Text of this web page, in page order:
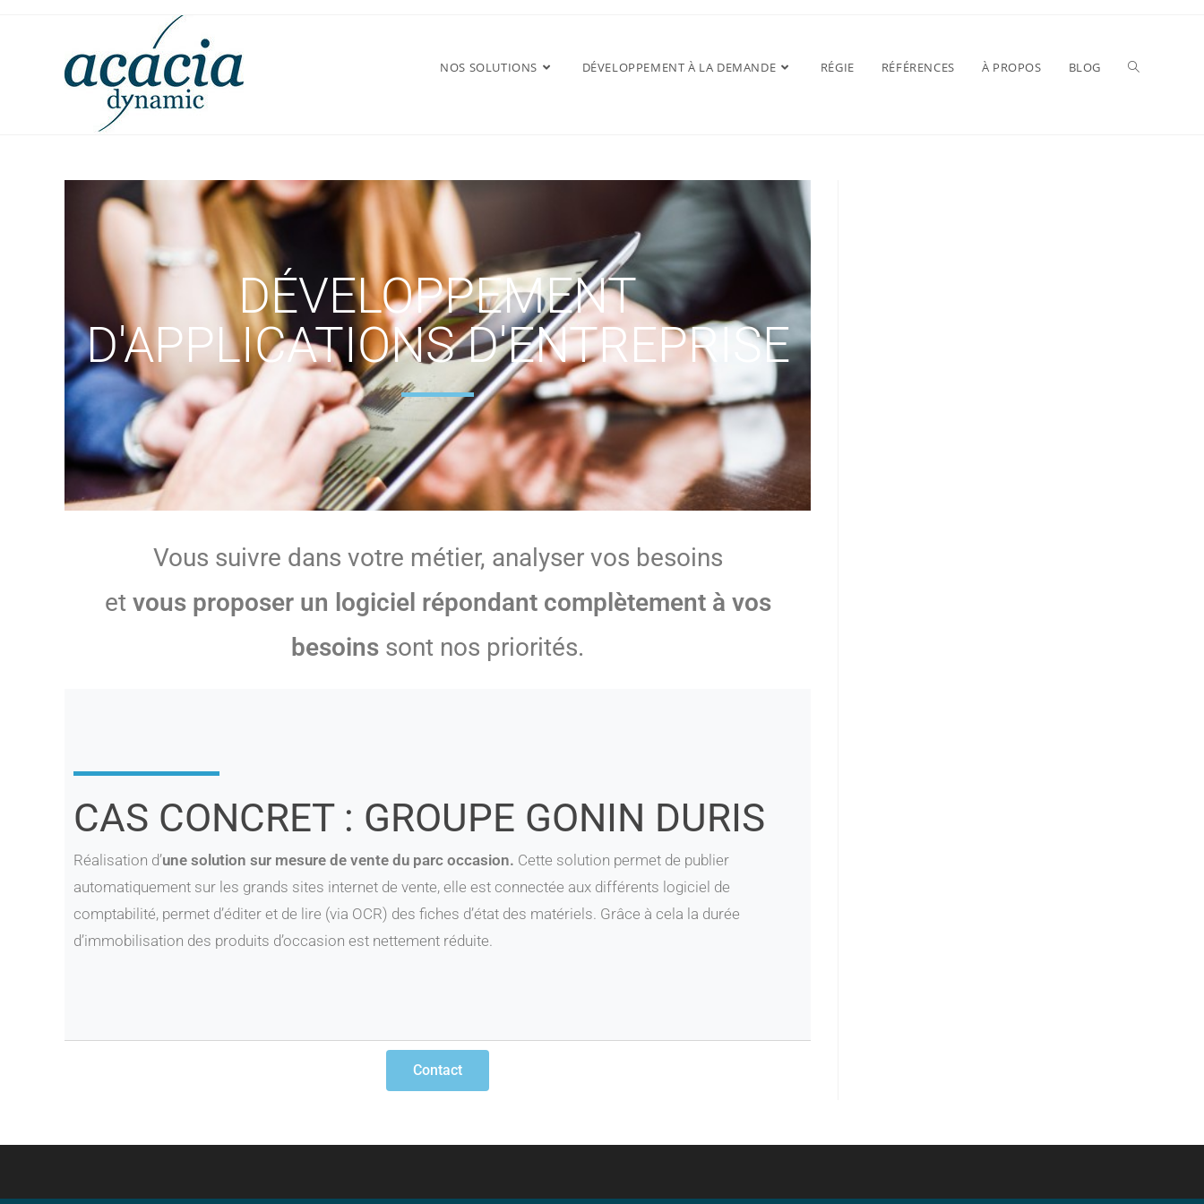
NOS SOLUTIONS DÉVELOPPEMENT À LA DEMANDE RÉGIE RÉFÉRENCES À PROPOS BLOG
DÉVELOPPEMENT
D'APPLICATIONS D'ENTREPRISE
Vous suivre dans votre métier, analyser vos besoins
et vous proposer un logiciel répondant complètement à vos
besoins sont nos priorités.
CAS CONCRET : GROUPE GONIN DURIS
Réalisation d’une solution sur mesure de vente du parc occasion. Cette solution permet de publier
automatiquement sur les grands sites internet de vente, elle est connectée aux différents logiciel de
comptabilité, permet d’éditer et de lire (via OCR) des fiches d’état des matériels. Grâce à cela la durée
d’immobilisation des produits d’occasion est nettement réduite.
Contact